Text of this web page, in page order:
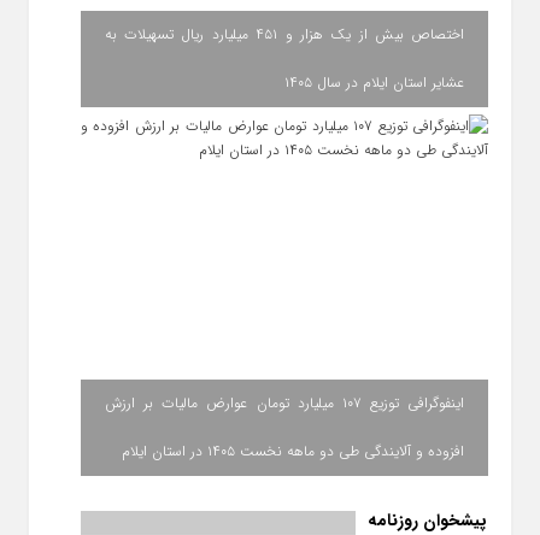
اختصاص بیش از یک هزار و ۴۵۱ میلیارد ریال تسهیلات به
عشایر استان ایلام در سال ۱۴۰۵
اینفوگرافی توزیع ۱۰۷ میلیارد تومان عوارض مالیات بر ارزش
افزوده و آلایندگی طی دو ماهه نخست ۱۴۰۵ در استان ایلام
پیشخوان روزنامه